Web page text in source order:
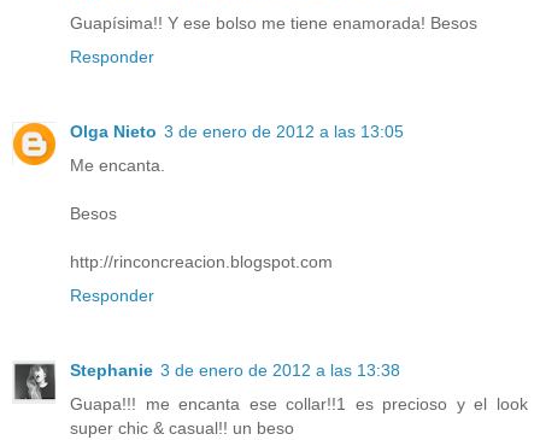
Guapísima!! Y ese bolso me tiene enamorada! Besos
Responder
Olga Nieto 3 de enero de 2012 a las 13:05
Me encanta.
Besos
http://rinconcreacion.blogspot.com
Responder
Stephanie 3 de enero de 2012 a las 13:38
Guapa!!! me encanta ese collar!!1 es precioso y el look
super chic & casual!! un beso